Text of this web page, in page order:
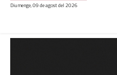
Diumenge, 09 de agost del 2026